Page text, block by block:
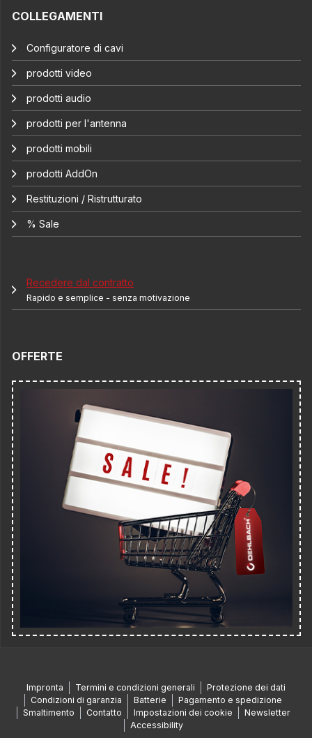
COLLEGAMENTI
Configuratore di cavi
prodotti video
prodotti audio
prodotti per l'antenna
prodotti mobili
prodotti AddOn
Restituzioni / Ristrutturato
% Sale
Recedere dal contratto
Rapido e semplice - senza motivazione
OFFERTE
Impronta Termini e condizioni generali
Protezione dei dati
Condizioni di garanzia
Batterie
Pagamento e spedizione
Smaltimento
Contatto Impostazioni dei cookie
Newsletter
Accessibility